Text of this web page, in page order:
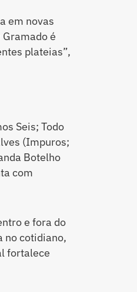
em novas
é
plateias”,
Seis; Todo
(Impuros;
Botelho
com
e fora do
no cotidiano,
fortalece